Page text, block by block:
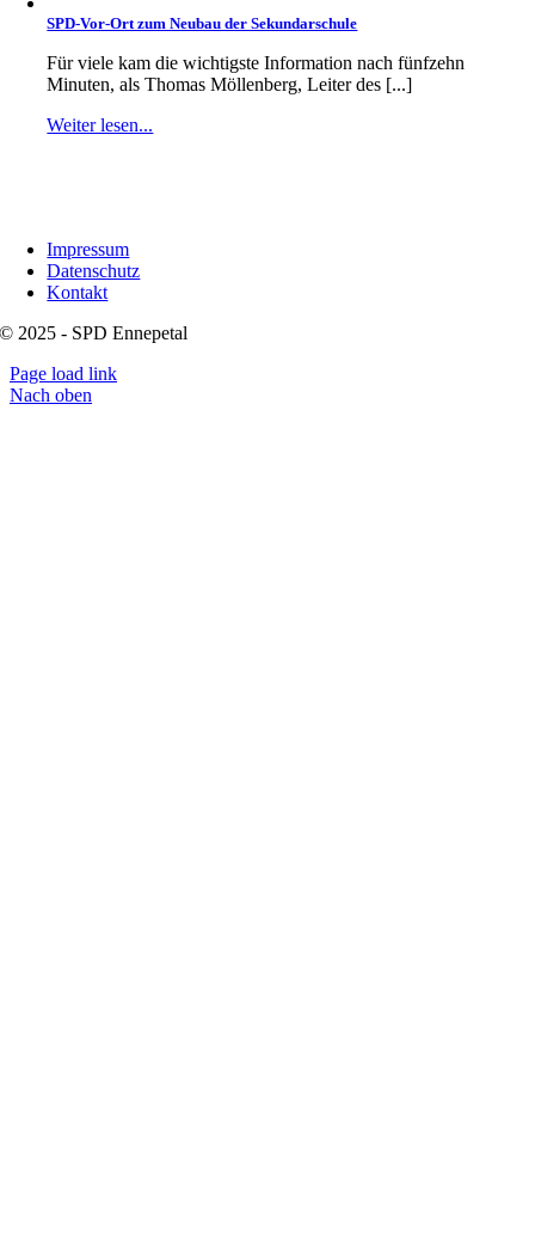
SPD-Vor-Ort zum Neubau der Sekundarschule
Für viele kam die wichtigste Information nach fünfzehn
Minuten, als Thomas Möllenberg, Leiter des [...]
Weiter lesen...
Impressum
Datenschutz
Kontakt
© 2025 - SPD Ennepetal
Page load link
Nach oben